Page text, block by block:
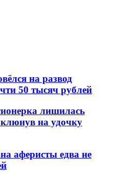
на развод
50 тысяч рублей
лишилась
на удочку
аферисты едва не